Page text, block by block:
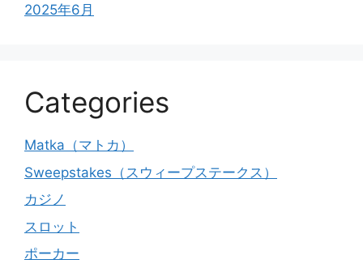
2025年6月
Categories
Matka（マトカ）
Sweepstakes（スウィープステークス）
カジノ
スロット
ポーカー